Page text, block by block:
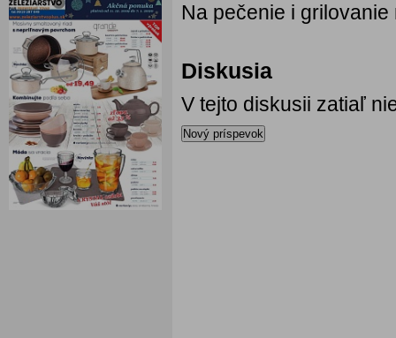
Na pečenie i grilovanie
Diskusia
V tejto diskusii zatiaľ
Nový príspevok